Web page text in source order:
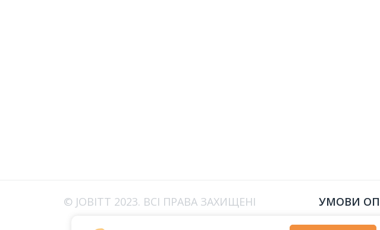
© JOBITT 2023. ВСІ ПРАВА ЗАХИЩЕНІ УМОВИ